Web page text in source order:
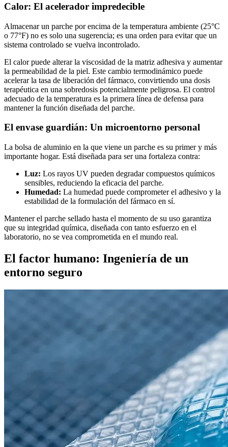
Calor: El acelerador impredecible
Almacenar un parche por encima de la temperatura ambiente (25°C
o 77°F) no es solo una sugerencia; es una orden para evitar que un
sistema controlado se vuelva incontrolado.
El calor puede alterar la viscosidad de la matriz adhesiva y aumentar
la permeabilidad de la piel. Este cambio termodinámico puede
acelerar la tasa de liberación del fármaco, convirtiendo una dosis
terapéutica en una sobredosis potencialmente peligrosa. El control
adecuado de la temperatura es la primera línea de defensa para
mantener la función diseñada del parche.
El envase guardián: Un microentorno personal
La bolsa de aluminio en la que viene un parche es su primer y más
importante hogar. Está diseñada para ser una fortaleza contra:
Luz: Los rayos UV pueden degradar compuestos químicos
sensibles, reduciendo la eficacia del parche.
Humedad: La humedad puede comprometer el adhesivo y la
estabilidad de la formulación del fármaco en sí.
Mantener el parche sellado hasta el momento de su uso garantiza
que su integridad química, diseñada con tanto esfuerzo en el
laboratorio, no se vea comprometida en el mundo real.
El factor humano: Ingeniería de un
entorno seguro